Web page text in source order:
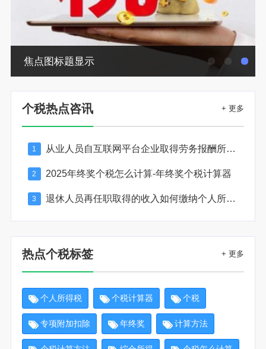
焦点图标题显示
个税热点咨讯 + 更多
1 从业人员自互联网平台企业取得劳务报酬所得的个人所得税预扣预缴计算方法
2 2025年终奖个税怎么计算-年终奖个税计算器
3 退休人员再任职取得的收入如何缴纳个人所得税
热点个税标签 + 更多
个人所得税 个税计算器 个税
专项附加扣除 年终奖 计算方法